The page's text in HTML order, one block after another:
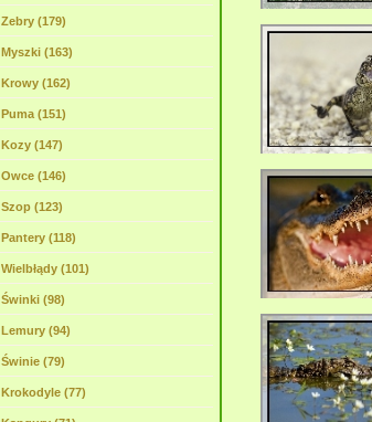
Zebry (179)
Myszki (163)
Krowy (162)
Puma (151)
Kozy (147)
Owce (146)
Szop (123)
Pantery (118)
Wielbłądy (101)
Świnki (98)
Lemury (94)
Świnie (79)
Krokodyle(77)